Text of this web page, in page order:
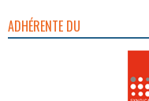
ADHÉRENTE DU